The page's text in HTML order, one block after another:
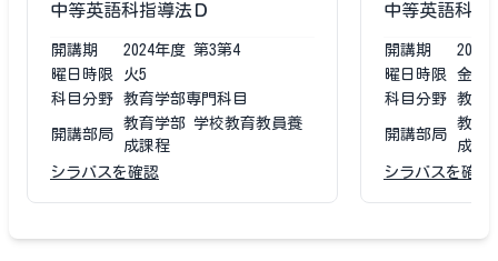
中等英語科指導法Ｄ
開講期 2024年度 第3第4
曜日時限
火5
科目分野
教育学部専門科目
開講部局
教育学部 学校教育教員養
成課程
シラバスを確認
中等英語科指
開講期 2023
曜日時限
金2
科目分野
教育
開講部局
教育
成課
シラバスを確認